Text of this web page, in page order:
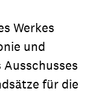
Werkes
und
für die